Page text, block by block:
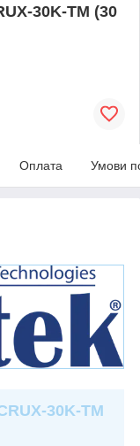
30K-TM (30
Оплата Умови
30K-TM